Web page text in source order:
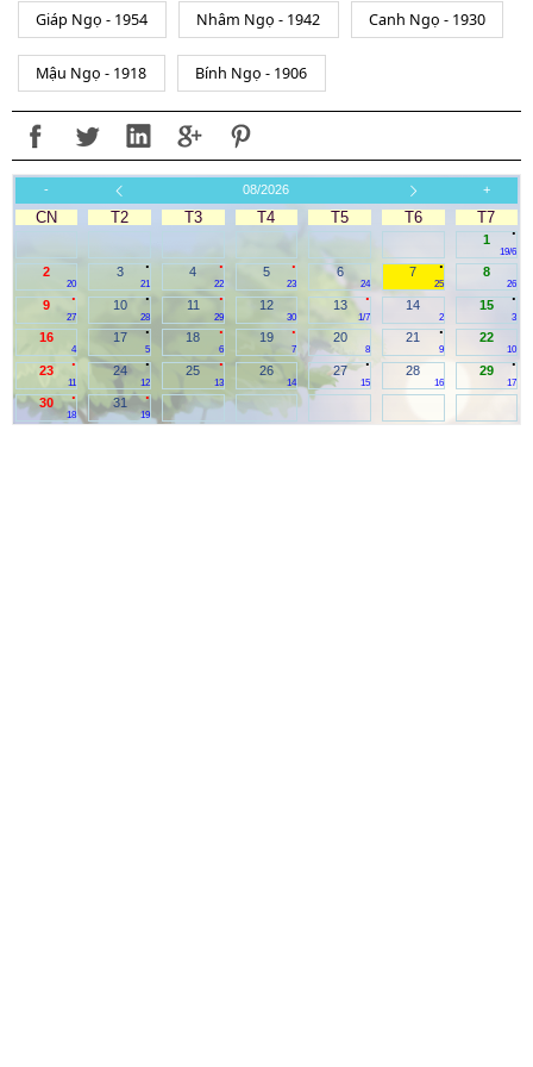
Giáp Ngọ - 1954 Nhâm Ngọ - 1942 Canh Ngọ - 1930
Mậu Ngọ - 1918 Bính Ngọ - 1906
- 08/2026 +
CN T2 T3 T4 T5 T6 T7
.
1
19/6
2
20
.
3
21
.
4
22
.
5
23
6
24
.
7
25
8
26
.
9
27
.
10
28
.
11
29
12
30
.
13
1/7
14
2
.
15
3
16
4
.
17
5
.
18
6
.
19
7
20
8
.
21
9
22
10
.
23
11
.
24
12
.
25
13
26
14
.
27
15
28
16
.
29
17
.
30
18
.
31
19